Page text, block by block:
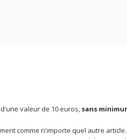
valeur de 10 euros, sans
comme n'importe quel autre article.